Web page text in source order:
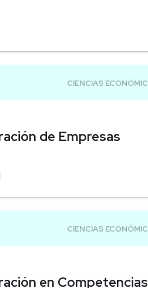
de Empresas
en Competencias